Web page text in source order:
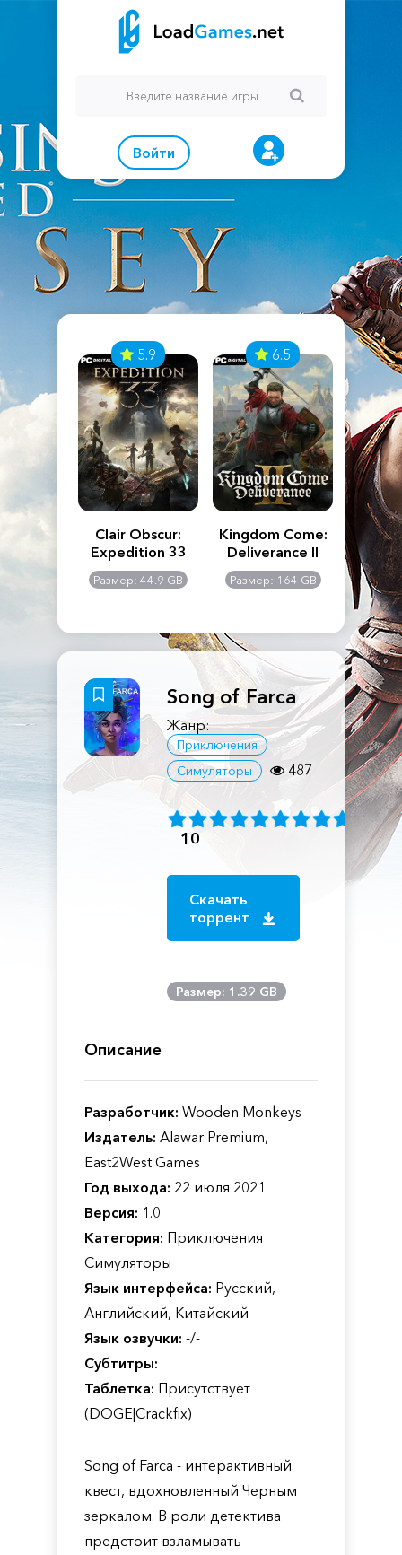
Войти
Creed
5.9
Clair Obscur:
Expedition 33
Размер: 44.9 GB
6.5
Kingdom Come:
Deliverance II
Размер: 164 GB
The
Song of Farca
Жанр:
Приключения
Симуляторы
487
10
Скачать
торрент
Размер: 1.39 GB
Описание
Разработчик: Wooden Monkeys
Издатель: Alawar Premium,
East2West Games
Год выхода: 22 июля 2021
Версия: 1.0
Категория: Приключения
Симуляторы
Язык интерфейса: Русский,
Английский, Китайский
Язык озвучки: -/-
Субтитры:
Таблетка: Присутствует
(DOGE|Crackfix)
Song of Farca - интерактивный
квест, вдохновленный Черным
зеркалом. В роли детектива
предстоит взламывать